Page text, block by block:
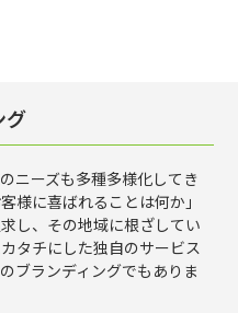
グ
ニーズも多種多様化してき
様に喜ばれることは何か」
し、その地域に根ざしてい
タチにした独自のサービス
ブランディングでもありま